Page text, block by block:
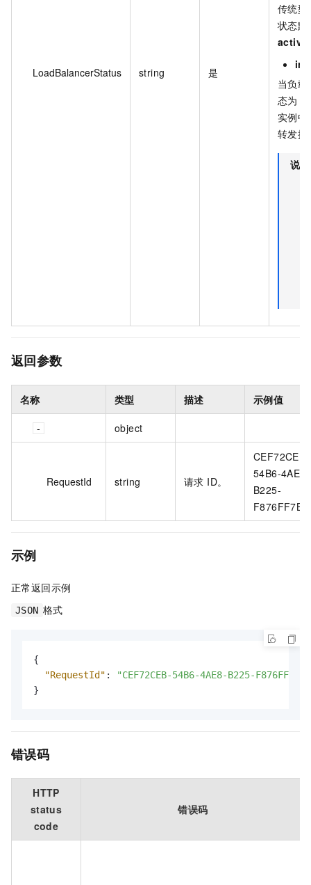
LoadBalancerStatus string 是
传统型
状态默
active
当负载
态为
实例中
转发接
说明
返回参数
名称 类型 描述 示例值
object
RequestId string 请求 ID。
CEF72CEB-
54B6-4AE8-
B225-
示例
正常返回示例
JSON 格式
{
"RequestId" :
"CEF72CEB-54B6-4AE8-B225-
}
错误码
HTTP
status
code
错误码